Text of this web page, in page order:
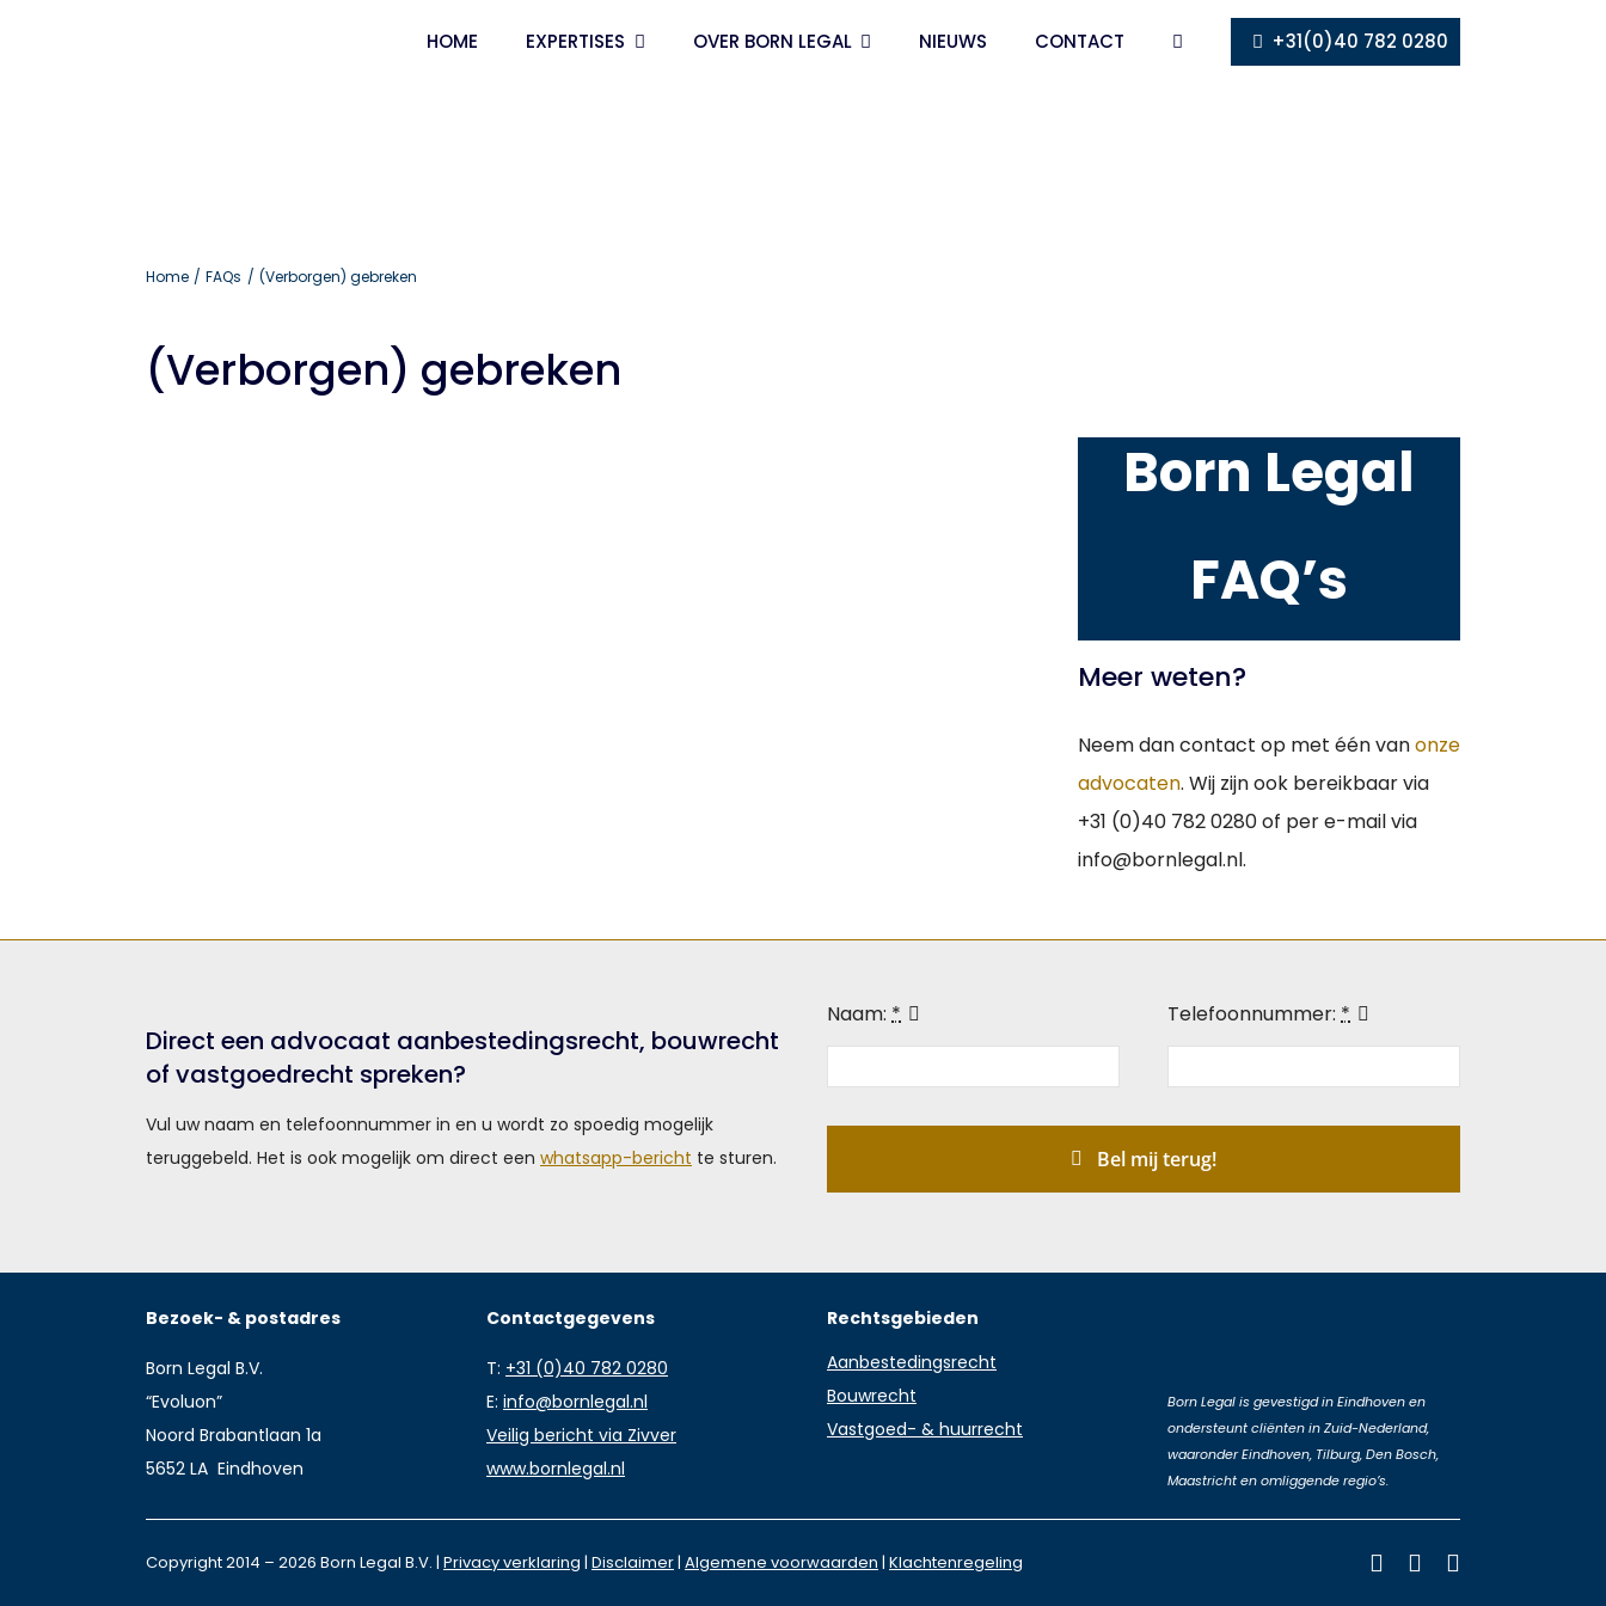
HOME EXPERTISES OVER BORN LEGAL NIEUWS CONTACT +31(0)40 782 0280
Home FAQs (Verborgen) gebreken
(Verborgen) gebreken
Born Legal
FAQ’s
Meer weten?
Neem dan contact op met één vanonze
advocaten. Wij zijn ook bereikbaar via
+31 (0)40 782 0280 of per e-mail via
info@bornlegal.nl.
Direct een advocaat aanbestedingsrecht, bouwrecht
of vastgoedrecht spreken?
Vul uw naam en telefoonnummer in en u wordt zo spoedig mogelijk
teruggebeld. Het is ook mogelijk om direct een whatsapp-bericht te sturen.
Naam: * Telefoonnummer: *
Bel mij terug!
Bezoek- & postadres
Born Legal B.V.
“Evoluon”
Noord Brabantlaan 1a
5652 LA Eindhoven
Contactgegevens
T: +31 (0)40 782 0280
E: info@bornlegal.nl
Veilig bericht via Zivver
www.bornlegal.nl
Rechtsgebieden
Aanbestedingsrecht
Bouwrecht
Vastgoed- & huurrecht
Born Legal is gevestigd in Eindhoven en
ondersteunt cliënten in Zuid-Nederland,
waaronder Eindhoven, Tilburg, Den Bosch,
Maastricht en omliggende regio’s.
Copyright 2014 – 2026 Born Legal B.V. | Privacy verklaring | Disclaimer| Algemene voorwaarden | Klachtenregeling